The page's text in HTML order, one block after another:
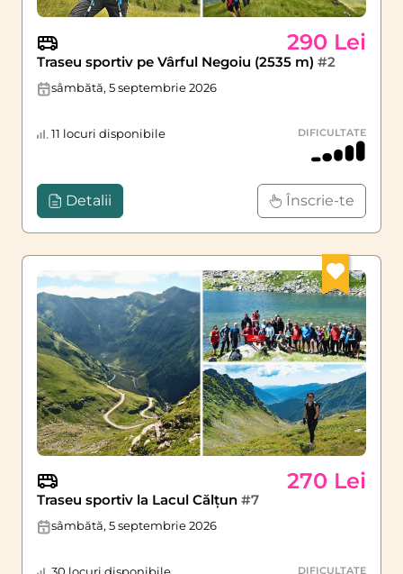
290 Lei
Traseu sportiv pe Vârful Negoiu (2535 m) #2
sâmbătă, 5 septembrie 2026
11 locuri disponibile DIFICULTATE
Detalii Înscrie-te
270 Lei
Traseu sportiv la Lacul Călțun #7
sâmbătă, 5 septembrie 2026
DIFICULTATE